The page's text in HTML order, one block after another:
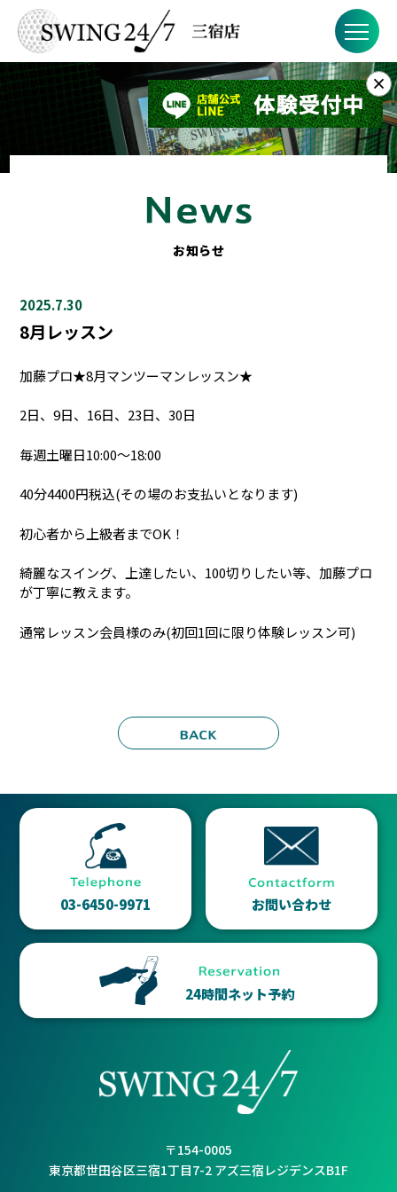
お知らせ
SWING24/7とは？
料金
お知らせ
2025.7.30
8月レッスン
加藤プロ★8月マンツーマンレッスン★
2日、9日、16日、23日、30日
毎週土曜日10:00～18:00
40分4400円税込(その場のお支払いとなります)
初心者から上級者までOK！
綺麗なスイング、上達したい、100切りしたい等、加藤プロ
が丁寧に教えます。
通常レッスン会員様のみ(初回1回に限り体験レッスン可)
03-6450-9971 お問い合わせ
24時間ネット予約
〒154-0005
東京都世田谷区三宿1丁目7-2 アズ三宿レジデンスB1F
×